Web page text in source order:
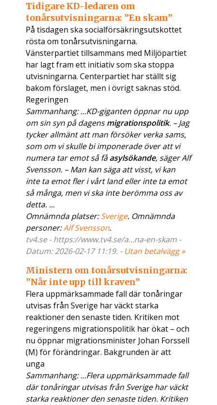
Tidigare KD-ledaren om
tonårsutvisningarna: ”En skam”
På tisdagen ska socialförsäkringsutskottet
rösta om tonårsutvisningarna.
Vänsterpartiet tillsammans med Miljöpartiet
har lagt fram ett initiativ som ska stoppa
utvisningarna. Centerpartiet har ställt sig
bakom förslaget, men i övrigt saknas stöd.
Regeringen
Sammanhang: ...KD-giganten öppnar nu upp
om sin syn på dagensmigrationspolitik. – Jag
tycker allmänt att man försöker verka sams,
som om vi skulle bi imponerade över att vi
numera tar emot så fåasylsökande, säger Alf
Svensson. – Man kan säga att visst, vi kan
inte ta emot fler i vårt land eller inte ta emot
så många, men vi ska inte berömma oss av
detta. ...
Omnämnda platser:Sverige. Omnämnda
personer:Alf Svensson.
tv4.se - https://www.tv4.se/a...na-en-skam -
Datum: 2026-02-17 11:19. - Utan betalvägg »
Ministern om tonårsutvisningarna:
”Når inte upp till kraven”
Flera uppmärksammade fall där tonåringar
utvisas från Sverige har väckt starka
reaktioner den senaste tiden. Kritiken mot
regeringens migrationspolitik har ökat – och
nu öppnar migrationsminister Johan Forssell
(M) för förändringar. Bakgrunden är att
unga
Sammanhang: ...Flera uppmärksammade fall
där tonåringar utvisas från Sverige har väckt
starka reaktioner den senaste tiden. Kritiken